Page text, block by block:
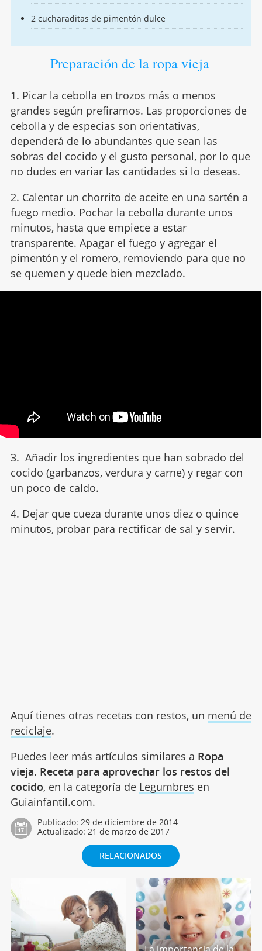
2 cucharaditas de pimentón dulce
Preparación de la ropa vieja
1. Picar la cebolla en trozos más o menos
grandes según prefiramos. Las proporciones de
cebolla y de especias son orientativas,
dependerá de lo abundantes que sean las
sobras del cocido y el gusto personal, por lo que
no dudes en variar las cantidades si lo deseas.
2. Calentar un chorrito de aceite en una sartén a
fuego medio. Pochar la cebolla durante unos
minutos, hasta que empiece a estar
transparente. Apagar el fuego y agregar el
pimentón y el romero, removiendo para que no
se quemen y quede bien mezclado.
3. Añadir los ingredientes que han sobrado del
cocido (garbanzos, verdura y carne) y regar con
un poco de caldo.
4. Dejar que cueza durante unos diez o quince
minutos, probar para rectificar de sal y servir.
Aquí tienes otras recetas con restos, un menú de
reciclaje.
Puedes leer más artículos similares a Ropa
vieja. Receta para aprovechar los restos del
cocido, en la categoría de Legumbres en
Guiainfantil.com.
Publicado: 29 de diciembre de 2014
Actualizado: 21 de marzo de 2017
RELACIONADOS